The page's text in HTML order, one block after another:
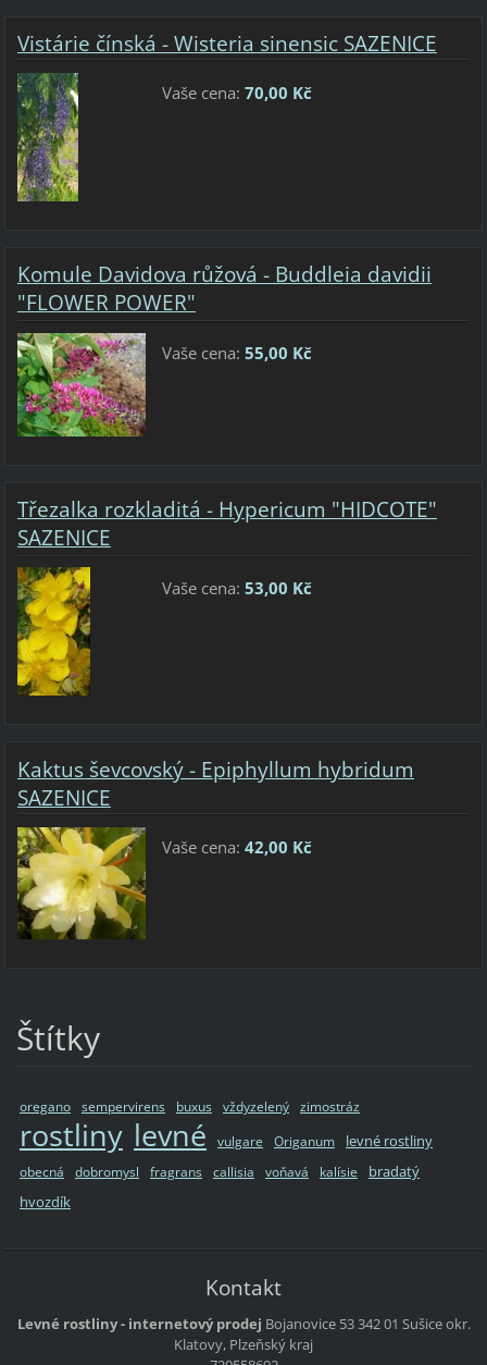
Vistárie čínská - Wisteria sinensic SAZENICE
Vaše cena: 70,00 Kč
Komule Davidova růžová - Buddleia davidii
"FLOWER POWER"
Vaše cena: 55,00 Kč
Třezalka rozkladitá - Hypericum "HIDCOTE"
SAZENICE
Vaše cena: 53,00 Kč
Kaktus ševcovský - Epiphyllum hybridum
SAZENICE
Vaše cena: 42,00 Kč
Štítky
oregano sempervirens buxus vždyzelený zimostráz
rostliny levné vulgare Origanum levné rostliny
obecná dobromysl fragrans callisia voňavá kalísie
bradatý
hvozdík
Kontakt
Levné rostliny - internetový prodej Bojanovice 53342 01 Sušiceokr.
Klatovy, Plzeňský kraj